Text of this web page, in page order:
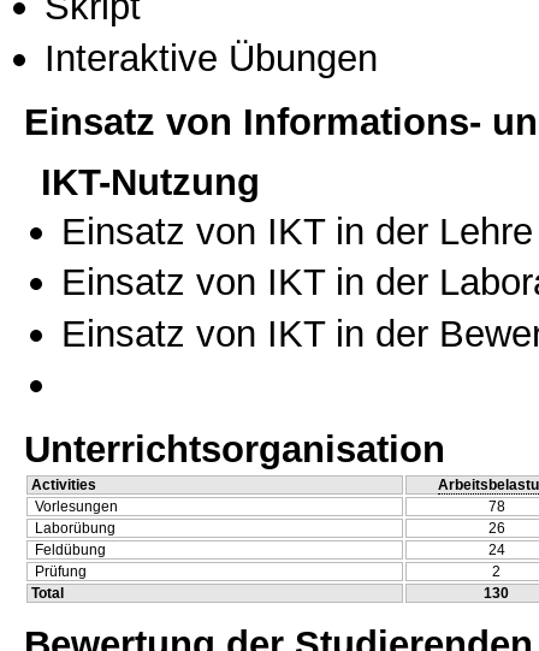
Interaktive Übungen
Einsatz von Informations-
IKT-Nutzung
Einsatz von IKT in der Lehre
Einsatz von IKT in der
Einsatz von IKT in der
Unterrichtsorganisation
Activities
Vorlesungen
78
Laborübung
26
Feldübung
24
Prüfung
2
Total
130